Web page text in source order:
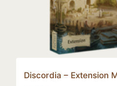
Discordia – Extension